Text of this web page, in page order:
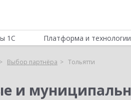
1С Платформа и технологии
Выбор партнёра Тольятти
и